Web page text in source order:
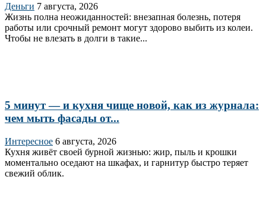
Деньги 7 августа, 2026
Жизнь полна неожиданностей: внезапная болезнь, потеря
работы или срочный ремонт могут здорово выбить из колеи.
Чтобы не влезать в долги в такие...
5 минут — и кухня чище новой, как из журнала:
чем мыть фасады от...
Интересное 6 августа, 2026
Кухня живёт своей бурной жизнью: жир, пыль и крошки
моментально оседают на шкафах, и гарнитур быстро теряет
свежий облик.